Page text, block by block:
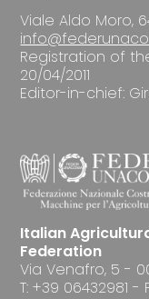
Viale Aldo Moro,
Registration of
20/04/2011
Editor-in-chief:
Italian
Federation
Via Venafro, 5 -
T: +39 06432981 -